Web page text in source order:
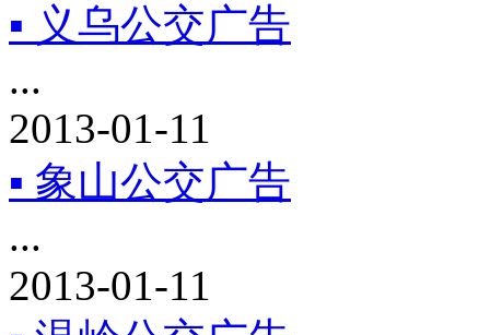
▪ 义乌公交广告
...
2013-01-11
▪ 象山公交广告
...
2013-01-11